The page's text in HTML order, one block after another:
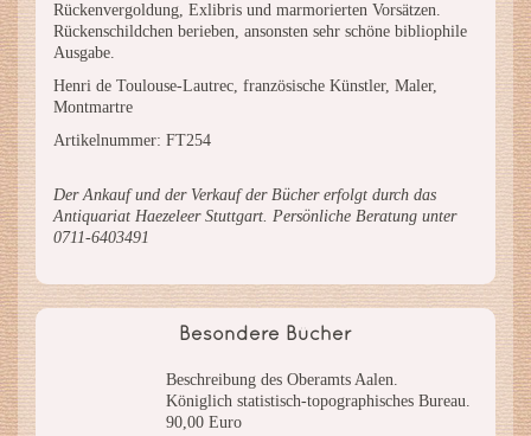
Rückenvergoldung, Exlibris und marmorierten Vorsätzen.
Rückenschildchen berieben, ansonsten sehr schöne bibliophile
Ausgabe.
Henri de Toulouse-Lautrec, französische Künstler, Maler,
Montmartre
Artikelnummer: FT254
Der Ankauf und der Verkauf der Bücher erfolgt durch das
Antiquariat Haezeleer Stuttgart. Persönliche Beratung unter
0711-6403491
Besondere Bücher
Beschreibung des Oberamts Aalen.
Königlich statistisch-topographisches Bureau.
90,00 Euro